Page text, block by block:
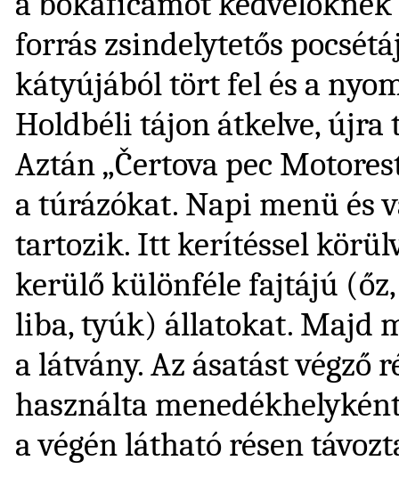
forrás zsindelytetős
kátyújából tört fel és a
Holdbéli tájon átkelve,
Aztán „Čertova pec
a túrázókat. Napi menü és
tartozik. Itt kerítéssel
kerülő különféle fajtájú (őz,
liba, tyúk) állatokat. Majd
a látvány. Az ásatást végző
használta
a végén látható résen